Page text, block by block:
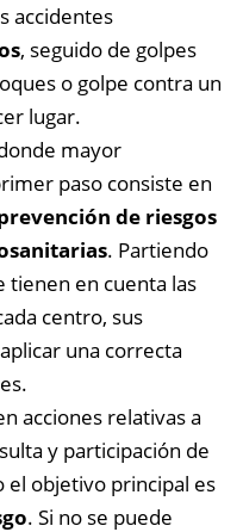
accidentes
, seguido de golpes
o golpe contra un
lugar.
mayor
paso consiste en
de riesgos
. Partiendo
tienen en cuenta las
centro, sus
una correcta
acciones relativas a
y participación de
el objetivo principal es
. Si no se puede